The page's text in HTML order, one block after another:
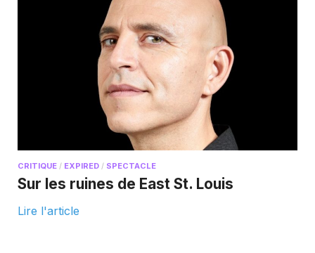
CRITIQUE / EXPIRED / SPECTACLE
Sur les ruines de East St. Louis
Lire l'article